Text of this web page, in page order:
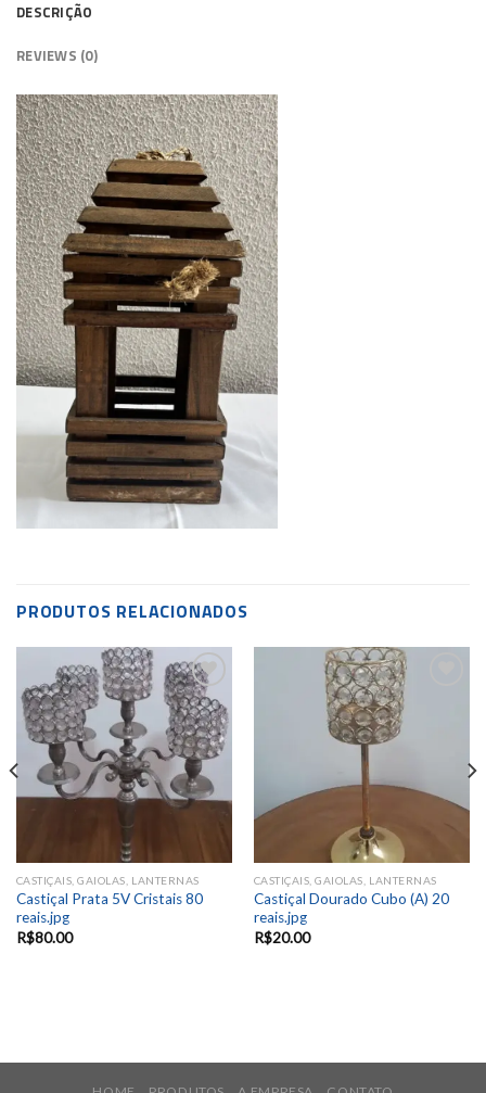
DESCRIÇÃO
REVIEWS (0)
PRODUTOS RELACIONADOS
Add to
wishlist
CASTIÇAIS, GAIOLAS, LANTERNAS
Castiçal Prata 5V Cristais 80
reais.jpg
R$80.00
CASTIÇAIS, GAIOLAS, LANTERNAS
Castiçal Dourado Cubo (A) 20
reais.jpg
R$20.00